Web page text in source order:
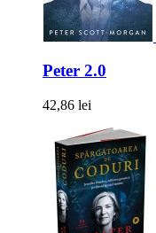
Peter 2.0
42,86 lei